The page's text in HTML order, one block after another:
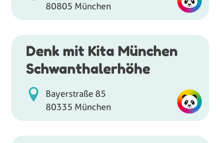
80805 München
Denk mit Kita München
Schwanthalerhöhe
Bayerstraße 85
80335 München